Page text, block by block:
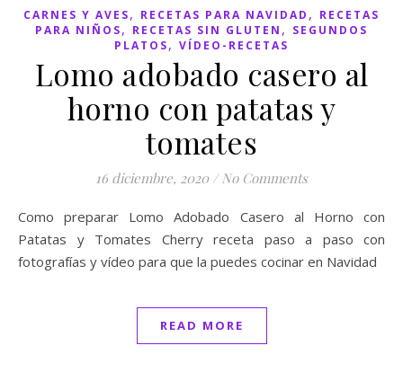
CARNES Y AVES, RECETAS PARA NAVIDAD , RECETAS
PARA NIÑOS, RECETAS SIN GLUTEN , SEGUNDOS
PLATOS, VÍDEO-RECETAS
Lomo adobado casero al
horno con patatas y
tomates
16 diciembre, 2020 / No Comments
Como preparar Lomo Adobado Casero al Horno con
Patatas y Tomates Cherry receta paso a paso con
fotografías y vídeo para que la puedes cocinar en Navidad
READ MORE